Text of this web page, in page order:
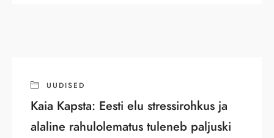
UUDISED
Kaia Kapsta: Eesti elu stressirohkus ja
alaline rahulolematus tuleneb paljuski